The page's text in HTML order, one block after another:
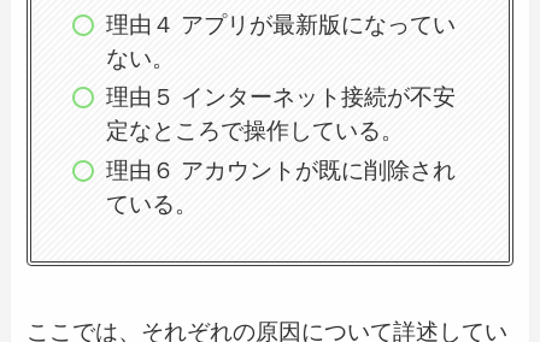
理由４ アプリが最新版になってい
ない。
理由５ インターネット接続が不安
定なところで操作している。
理由６ アカウントが既に削除され
ている。
ここでは、それぞれの原因について詳述してい